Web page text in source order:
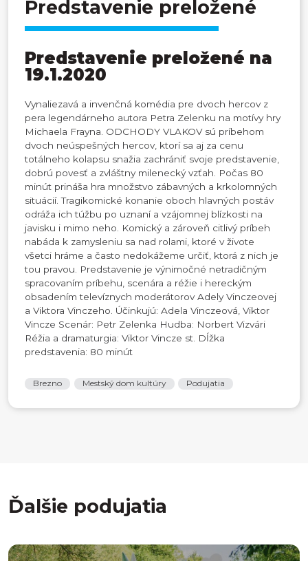
Predstavenie preložené
Predstavenie preložené na
19.1.2020
Vynaliezavá a invenčná komédia pre dvoch hercov z
pera legendárneho autora Petra Zelenku na motívy hry
Michaela Frayna. ODCHODY VLAKOV sú príbehom
dvoch neúspešných hercov, ktorí sa aj za cenu
totálneho kolapsu snažia zachrániť svoje predstavenie,
dobrú povesť a zvláštny milenecký vzťah. Počas 80
minút prináša hra množstvo zábavných a krkolomných
situácií. Tragikomické konanie oboch hlavných postáv
odráža ich túžbu po uznaní a vzájomnej blízkosti na
javisku i mimo neho. Komický a zároveň citlivý príbeh
nabáda k zamysleniu sa nad rolami, ktoré v živote
všetci hráme a často nedokážeme určiť, ktorá z nich je
tou pravou. Predstavenie je výnimočné netradičným
spracovaním príbehu, scenára a réžie i hereckým
obsadením televíznych moderátorov Adely Vinczeovej
a Viktora Vinczeho. Účinkujú: Adela Vinczeová, Viktor
Vincze Scenár: Petr Zelenka Hudba: Norbert Vizvári
Réžia a dramaturgia: Viktor Vincze st. Dĺžka
predstavenia: 80 minút
Brezno Mestský dom kultúry Podujatia
Ďalšie podujatia